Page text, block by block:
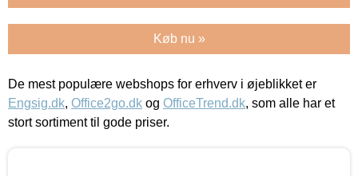
Køb nu »
De mest populære webshops for erhverv i øjeblikket er
Engsig.dk, Office2go.dk og OfficeTrend.dk, som alle har et
stort sortiment til gode priser.